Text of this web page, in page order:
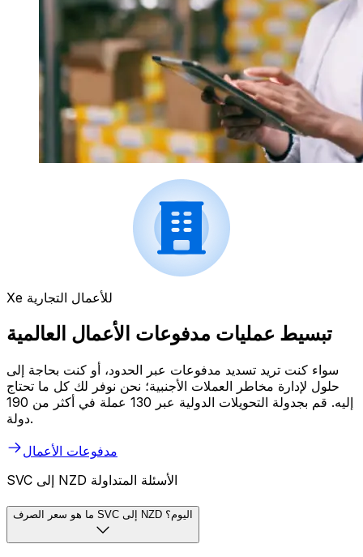
Xe للأعمال التجارية
تبسيط عمليات مدفوعات الأعمال العالمية
سواء كنت تريد تسديد مدفوعات عبر الحدود، أو كنت بحاجة إلى
حلول لإدارة مخاطر العملات الأجنبية؛ نحن نوفر لك كل ما تحتاج
إليه. قم بجدولة التحويلات الدولية عبر 130 عملة في أكثر من 190
دولة.
مدفوعات الأعمال
SVC إلى NZD الأسئلة المتداولة
ما هو سعر الصرف SVC إلى NZD اليوم؟